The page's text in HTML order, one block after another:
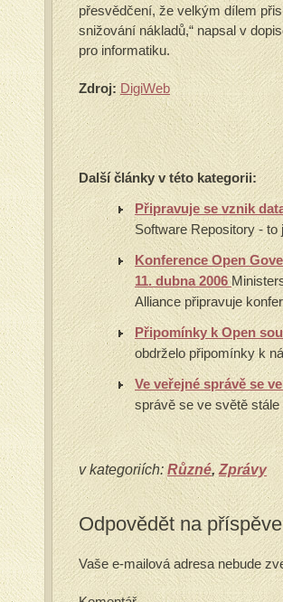
přesvědčení, že velkým dílem
snižování nákladů,“ napsal v
pro informatiku.
Zdroj: DigiWeb
Další články v této kategorii:
Připravuje se vznik
Software Repository - to
Konference Open
11. dubna 2006
Alliance připravuje
Připomínky k Open
obdrželo připomínky k
Ve veřejné správě se
správě se ve světě
v kategoriích: Různé,Zprávy
Odpovědět na
Vaše e-mailová adresa nebude